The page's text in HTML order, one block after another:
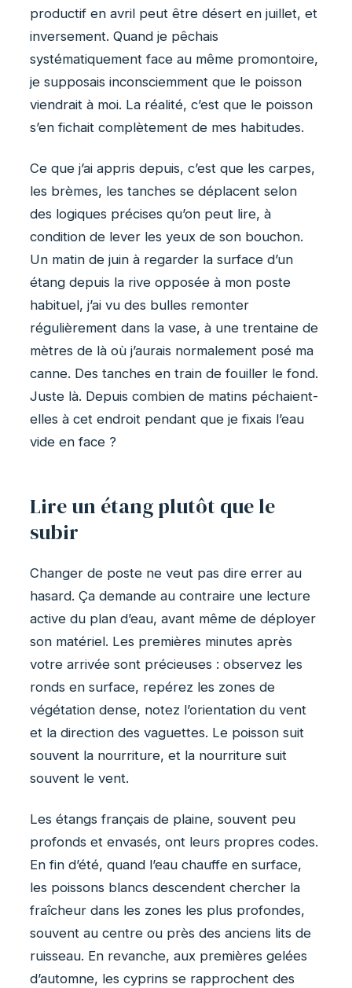
productif en avril peut être désert en juillet, et
inversement. Quand je pêchais
systématiquement face au même promontoire,
je supposais inconsciemment que le poisson
viendrait à moi. La réalité, c’est que le poisson
s’en fichait complètement de mes habitudes.
Ce que j’ai appris depuis, c’est que les carpes,
les brèmes, les tanches se déplacent selon
des logiques précises qu’on peut lire, à
condition de lever les yeux de son bouchon.
Un matin de juin à regarder la surface d’un
étang depuis la rive opposée à mon poste
habituel, j’ai vu des bulles remonter
régulièrement dans la vase, à une trentaine de
mètres de là où j’aurais normalement posé ma
canne. Des tanches en train de fouiller le fond.
Juste là. Depuis combien de matins péchaient-
elles à cet endroit pendant que je fixais l’eau
vide en face ?
Lire un étang plutôt que le
subir
Changer de poste ne veut pas dire errer au
hasard. Ça demande au contraire une lecture
active du plan d’eau, avant même de déployer
son matériel. Les premières minutes après
votre arrivée sont précieuses : observez les
ronds en surface, repérez les zones de
végétation dense, notez l’orientation du vent
et la direction des vaguettes. Le poisson suit
souvent la nourriture, et la nourriture suit
souvent le vent.
Les étangs français de plaine, souvent peu
profonds et envasés, ont leurs propres codes.
En fin d’été, quand l’eau chauffe en surface,
les poissons blancs descendent chercher la
fraîcheur dans les zones les plus profondes,
souvent au centre ou près des anciens lits de
ruisseau. En revanche, aux premières gelées
d’automne, les cyprins se rapprochent des